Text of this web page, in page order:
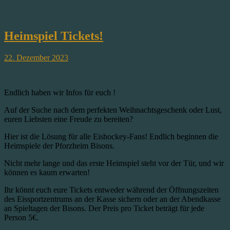
Heimspiel Tickets!
22. Dezember 2023
Endlich haben wir Infos für euch !
Auf der Suche nach dem perfekten Weihnachtsgeschenk oder Lust,
euren Liebsten eine Freude zu bereiten?
Hier ist die Lösung für alle Eishockey-Fans! Endlich beginnen die
Heimspiele der Pforzheim Bisons.
Nicht mehr lange und das erste Heimspiel steht vor der Tür, und wir
können es kaum erwarten!
Ihr könnt euch eure Tickets entweder während der Öffnungszeiten
des Eissportzentrums an der Kasse sichern oder an der Abendkasse
an Spieltagen der Bisons. Der Preis pro Ticket beträgt für jede
Person 5€.